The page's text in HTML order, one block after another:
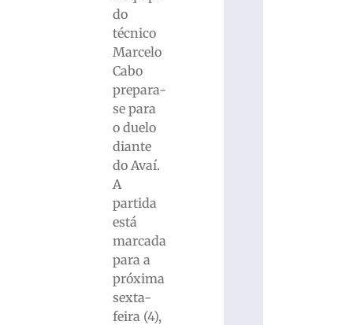
do
técnico
Marcelo
Cabo
prepara-
se para
o duelo
diante
do Avaí.
A
partida
está
marcada
para a
próxima
sexta-
feira (4),